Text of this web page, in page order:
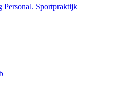
Personal. Sportpraktijk